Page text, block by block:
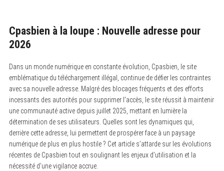
Cpasbien à la loupe : Nouvelle adresse pour
2026
Dans un monde numérique en constante évolution, Cpasbien, le site
emblématique du téléchargement illégal, continue de défier les contraintes
avec sa nouvelle adresse. Malgré des blocages fréquents et des efforts
incessants des autorités pour supprimer l’accès, le site réussit à maintenir
une communauté active depuis juillet 2025, mettant en lumière la
détermination de ses utilisateurs. Quelles sont les dynamiques qui,
derrière cette adresse, lui permettent de prospérer face à un paysage
numérique de plus en plus hostile ? Cet article s’attarde sur les évolutions
récentes de Cpasbien tout en soulignant les enjeux d’utilisation et la
nécessité d’une vigilance accrue.